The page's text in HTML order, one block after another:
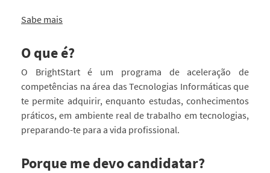
Sabe mais
O que é?
O BrightStart é um programa de aceleração de
competências na área das Tecnologias Informáticas que
te permite adquirir, enquanto estudas, conhecimentos
práticos, em ambiente real de trabalho em tecnologias,
preparando-te para a vida profissional.
Porque me devo candidatar?